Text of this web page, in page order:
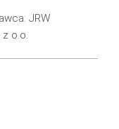
JRW
o.o.